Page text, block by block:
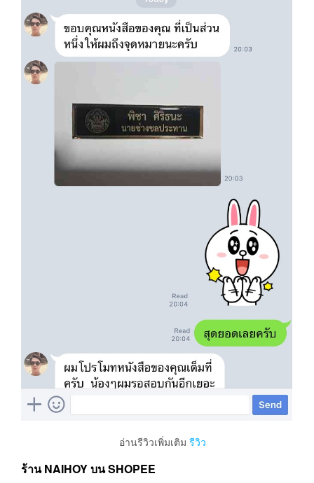
อ่านรีวิวเพิ่มเติม รีวิว
ร้าน NAIHOY บน SHOPEE